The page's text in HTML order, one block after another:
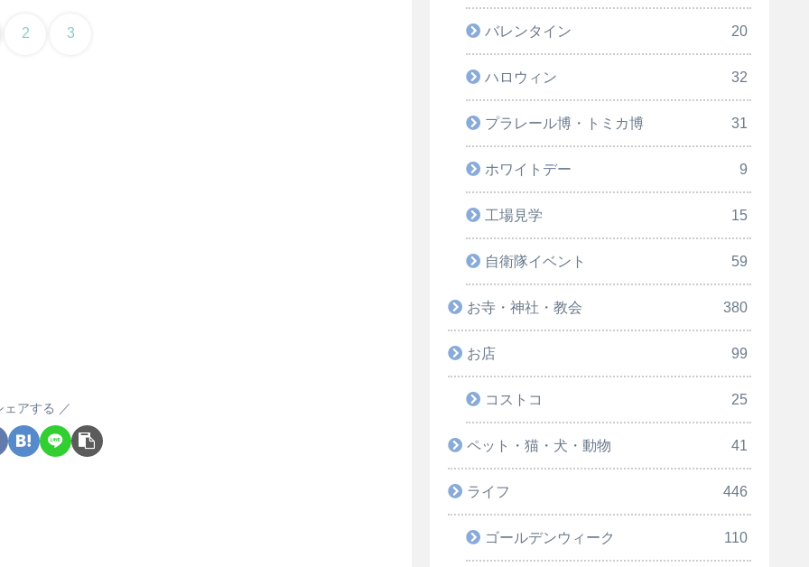
2 3
ェアする
バレンタイン 20
ハロウィン 32
プラレール博・トミカ博 31
ホワイトデー 9
工場見学 15
自衛隊イベント 59
お寺・神社・教会 380
お店 99
コストコ 25
ペット・猫・犬・動物 41
ライフ 446
ゴールデンウィーク 110